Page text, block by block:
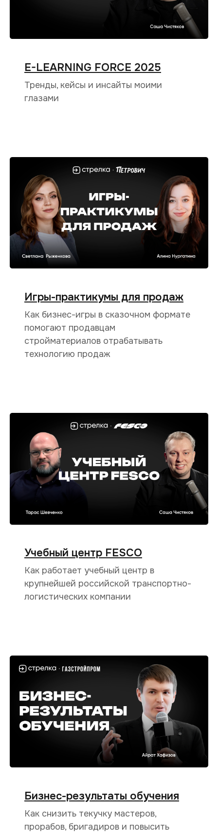
E-LEARNING FORCE 2025
Тренды, кейсы и инсайты моими
глазами
Игры-практикумы для продаж
Как бизнес-игры в сказочном формате
помогают продавцам
стройматериалов отрабатывать
технологию продаж
Учебный центр FESCO
Как работает учебный центр в
крупнейшей российской транспортно-
логистических компании
Бизнес-результаты обучения
Как снизить текучку мастеров,
прорабов, бригадиров и повысить